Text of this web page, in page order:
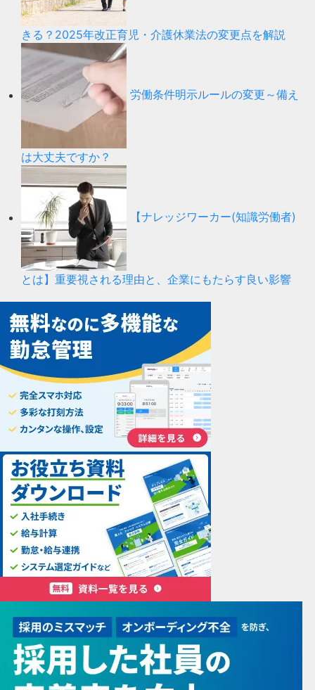
きる？2025年改正育児・介護休業法の変更点を解説
労働条件明示ルールの変更～備え
は大丈夫ですか？
【ナレッジワーカー(知識労働者)
とは】重要視される理由と、企業にもたらす良い影響